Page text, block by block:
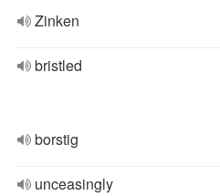
Zinken
bristled
borstig
unceasingly